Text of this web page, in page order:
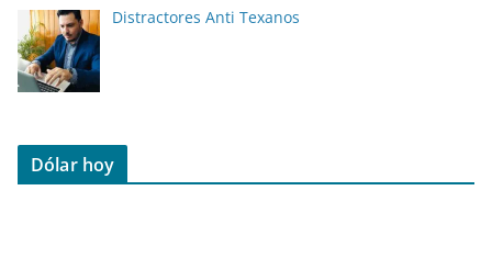
Distractores Anti Texanos
Dólar hoy